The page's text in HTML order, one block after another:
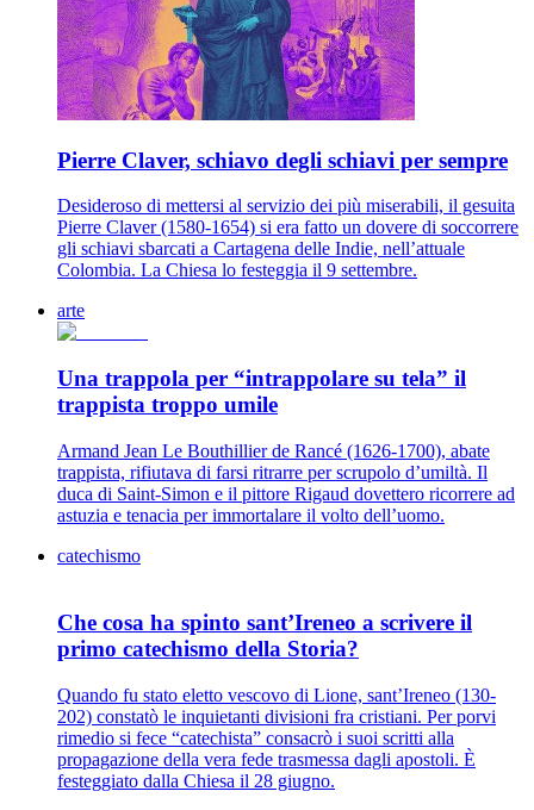
Pierre Claver, schiavo degli schiavi per sempre
Desideroso di mettersi al servizio dei più miserabili, il gesuita
Pierre Claver (1580-1654) si era fatto un dovere di soccorrere
gli schiavi sbarcati a Cartagena delle Indie, nell’attuale
Colombia. La Chiesa lo festeggia il 9 settembre.
arte
Una trappola per “intrappolare su tela” il
trappista troppo umile
Armand Jean Le Bouthillier de Rancé (1626-1700), abate
trappista, rifiutava di farsi ritrarre per scrupolo d’umiltà. Il
duca di Saint-Simon e il pittore Rigaud dovettero ricorrere ad
astuzia e tenacia per immortalare il volto dell’uomo.
catechismo
Che cosa ha spinto sant’Ireneo a scrivere il
primo catechismo della Storia?
Quando fu stato eletto vescovo di Lione, sant’Ireneo (130-
202) constatò le inquietanti divisioni fra cristiani. Per porvi
rimedio si fece “catechista” consacrò i suoi scritti alla
propagazione della vera fede trasmessa dagli apostoli. È
festeggiato dalla Chiesa il 28 giugno.